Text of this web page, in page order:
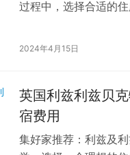
过程中，选择合适的
2024年4月15日
英国利兹利兹贝
宿费用
集好家推荐：利兹及